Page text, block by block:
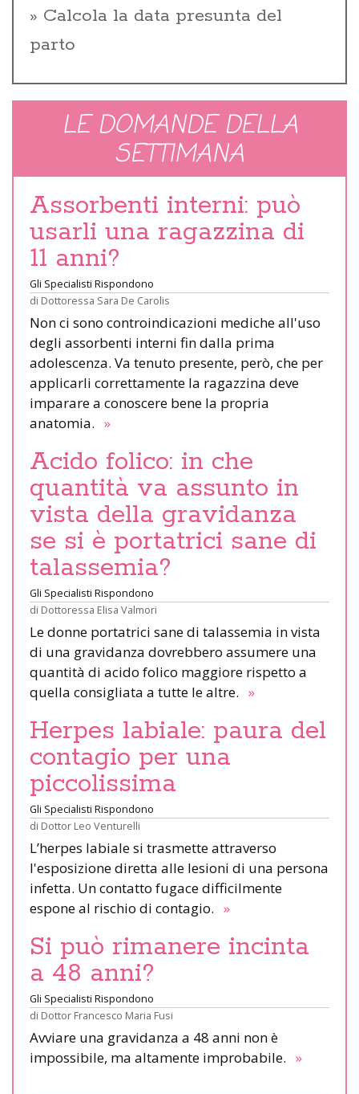
Calcola la data presunta del
parto
LE DOMANDE DELLA
SETTIMANA
Assorbenti interni: può
usarli una ragazzina di
11 anni?
Gli Specialisti Rispondono
di Dottoressa Sara De Carolis
Non ci sono controindicazioni mediche all'uso
degli assorbenti interni fin dalla prima
adolescenza. Va tenuto presente, però, che per
applicarli correttamente la ragazzina deve
imparare a conoscere bene la propria
anatomia. »
Acido folico: in che
quantità va assunto in
vista della gravidanza
se si è portatrici sane di
talassemia?
Gli Specialisti Rispondono
di Dottoressa Elisa Valmori
Le donne portatrici sane di talassemia in vista
di una gravidanza dovrebbero assumere una
quantità di acido folico maggiore rispetto a
quella consigliata a tutte le altre. »
Herpes labiale: paura del
contagio per una
piccolissima
Gli Specialisti Rispondono
di Dottor Leo Venturelli
L’herpes labiale si trasmette attraverso
l'esposizione diretta alle lesioni di una persona
infetta. Un contatto fugace difficilmente
espone al rischio di contagio. »
Si può rimanere incinta
a 48 anni?
Gli Specialisti Rispondono
di Dottor Francesco Maria Fusi
Avviare una gravidanza a 48 anni non è
impossibile, ma altamente improbabile. »